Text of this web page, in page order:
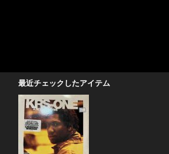
最近チェックしたアイテム